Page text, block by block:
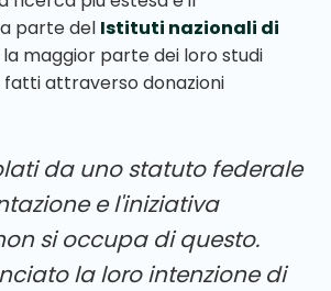
parte del Istituti nazionali di
maggior parte dei loro studi
attraverso donazioni
da uno statuto federale
e l'iniziativa
si occupa di questo.
la loro intenzione di